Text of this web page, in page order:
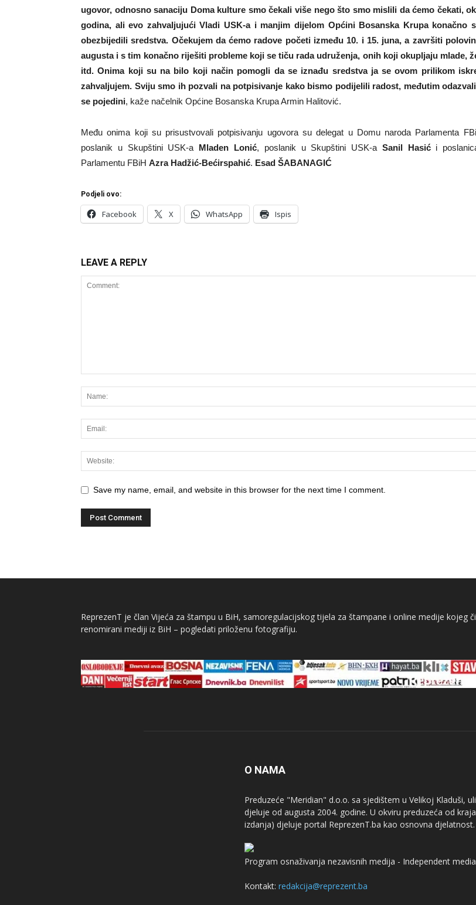
ugovor, odnosno sanaciju Doma kulture smo čekali više nego što smo mislili da ćemo čekati,
godina, ali evo zahvaljujući Vladi USK-a i manjim dijelom Općini Bosanska Krupa konačno
obezbijedili sredstva. Očekujem da ćemo radove početi između 10. i 15. juna, a završiti
augusta i s tim konačno riješiti probleme koji se tiču rada udruženja, onih koji okupljaju mlade,
itd. Onima koji su na bilo koji način pomogli da se iznađu sredstva ja se ovom prilikom
zahvaljujem. Sviju smo ih pozvali na potpisivanje kako bismo podijelili radost, međutim
se pojedini, kaže načelnik Općine Bosanska Krupa Armin Halitović.
Među onima koji su prisustvovali potpisivanju ugovora su delegat u Domu naroda Parlamenta
poslanik u Skupštini USK-a Mladen Lonić, poslanik u Skupštini USK-a Sanil Hasići
Parlamentu FBiH Azra Hadžić-Bećirspahić. Esad ŠABANAGIĆ
Podjeli ovo:
Facebook X WhatsApp Ispis
LEAVE A REPLY
Save my name, email, and website in this browser for the next time I comment.
ReprezenT je član Vijeća za štampu u BiH, samoregulacijskog tijela za štampane i online medije kojeg
renomirani mediji iz BiH – pogledati priloženu fotografiju.
O NAMA
Preduzeće "Meridian" d.o.o. sa sjedištem u Velikoj Kladuši,
djeluje od augusta 2004. godine. U okviru preduzeća od
izdanja) djeluje portal ReprezenT.ba kao osnovna djelatnost.
Program osnaživanja nezavisnih medija - Independent
Kontakt: redakcija@reprezent.ba